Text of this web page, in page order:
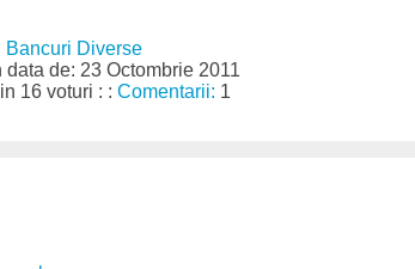
Bancuri Diverse
data de: 23 Octombrie 2011
16 voturi : :Comentarii: 1